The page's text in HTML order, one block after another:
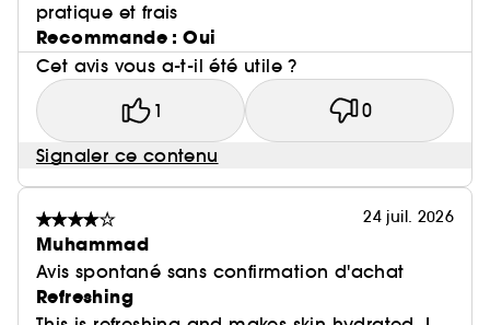
pratique et frais
Recommande : Oui
Cet avis vous a-t-il été utile ?
1 0
Signaler ce contenu
24 juil. 2026
Muhammad
Avis spontané sans confirmation d'achat
Refreshing